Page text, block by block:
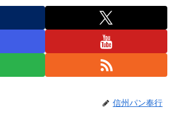
信州パン奉行